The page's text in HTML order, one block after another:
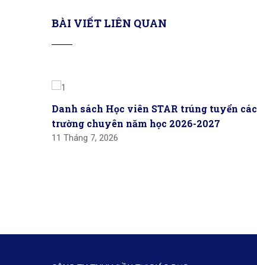
BÀI VIẾT LIÊN QUAN
Danh sách Học viên STAR trúng tuyển các
trường chuyên năm học 2026-2027
11 Tháng 7, 2026